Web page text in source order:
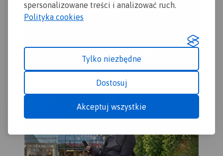
spersonalizowane treści i analizować ruch.
Polityka cookies
Tylko niezbędne
Dostosuj
Akceptuj wszystkie